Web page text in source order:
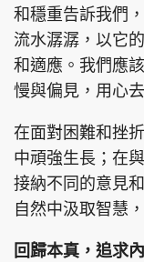
和穩重告訴我們
流水潺潺，以它
和適應。我們應
慢與偏見，用心
在面對困難和挫
中頑強生長；在
接納不同的意見
自然中汲取智慧
回歸本真，追求